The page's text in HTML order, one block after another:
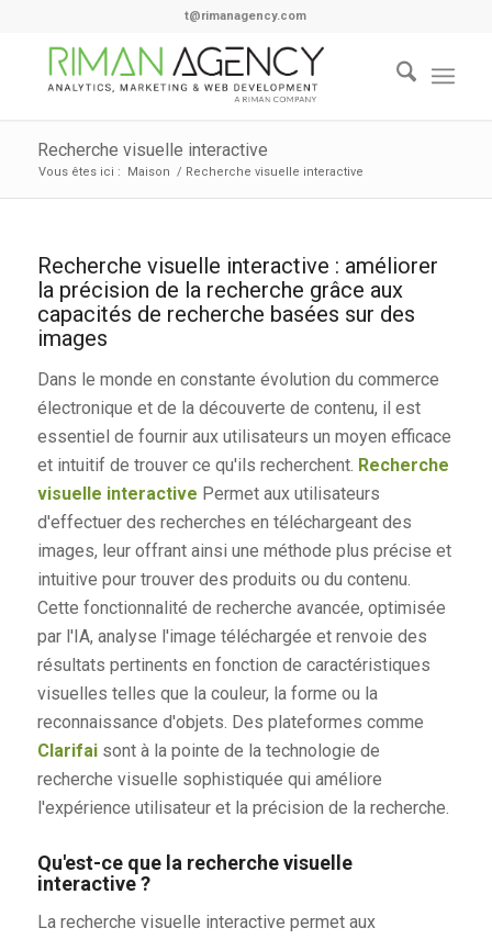
t@rimanagency.com
Recherche visuelle interactive
Vous êtes ici : Maison / Recherche visuelle interactive
Recherche visuelle interactive : améliorer
la précision de la recherche grâce aux
capacités de recherche basées sur des
images
Dans le monde en constante évolution du commerce
électronique et de la découverte de contenu, il est
essentiel de fournir aux utilisateurs un moyen efficace
et intuitif de trouver ce qu'ils recherchent. Recherche
visuelle interactive Permet aux utilisateurs
d'effectuer des recherches en téléchargeant des
images, leur offrant ainsi une méthode plus précise et
intuitive pour trouver des produits ou du contenu.
Cette fonctionnalité de recherche avancée, optimisée
par l'IA, analyse l'image téléchargée et renvoie des
résultats pertinents en fonction de caractéristiques
visuelles telles que la couleur, la forme ou la
reconnaissance d'objets. Des plateformes comme
Clarifaisont à la pointe de la technologie de
recherche visuelle sophistiquée qui améliore
l'expérience utilisateur et la précision de la recherche.
Qu'est-ce que la recherche visuelle
interactive ?
La recherche visuelle interactive permet aux